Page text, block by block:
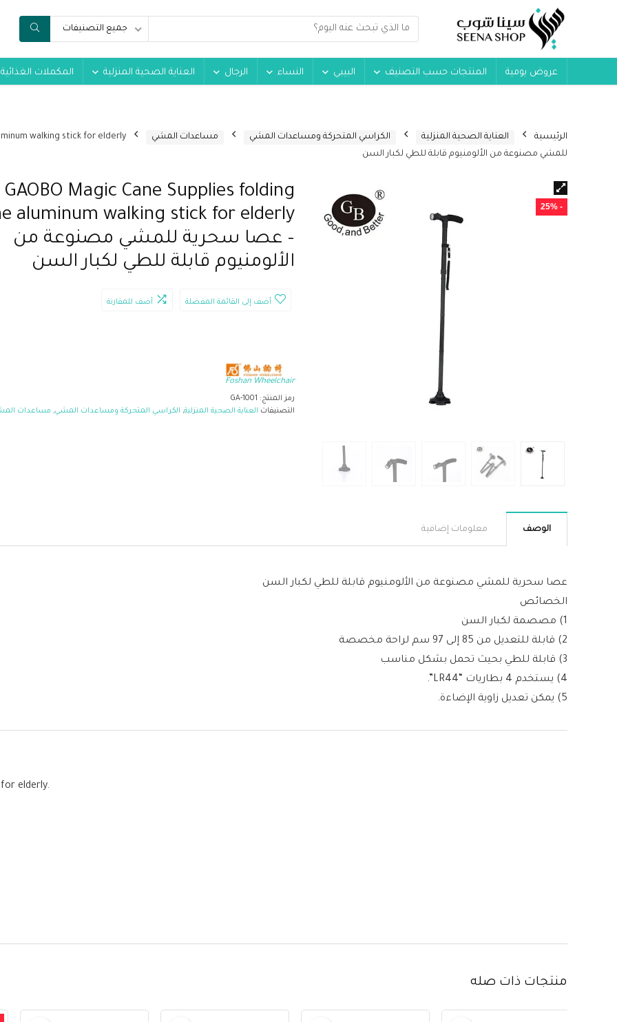
جميع التصنيفات
عروض يومية المنتجات حسب التصنيف البيبي النساء الرجال العناية الصحية المنزلية المكملات الغذائية
الرئيسية العناية الصحية المنزلية الكراسي المتحركة ومساعدات المشي
مساعدات المشي
للمشي مصنوعة من الألومنيوم قابلة للطي لكبار السن
- 25%
GAOBO Magic Cane Supplies folding
aluminum walking stick for elderly
– عصا سحرية للمشي مصنوعة من
الألومنيوم قابلة للطي لكبار السن
أضف إلى القائمة المفضلة أضف للمقارنة
Foshan Wheelchair
رمز المنتج: GA-1001
التصنيفات العناية الصحية المنزلية, الكراسي المتحركة ومساعدات المشي, مساعدات
الوصف معلومات إضافية
عصا سحرية للمشي مصنوعة من الألومنيوم قابلة للطي لكبار السن
الخصائص
1) مصصمة لكبار السن
2) قابلة للتعديل من 85 إلى 97 سم لراحة مخصصة
3) قابلة للطي بحيث تحمل بشكل مناسب
4) يستخدم 4 بطاريات “LR44”.
5) يمكن تعديل زاوية الإضاءة.
elderly.
منتجات ذات صله